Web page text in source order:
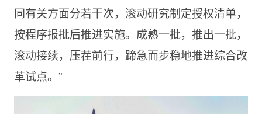
同有关方面分若干次，滚动研究制定授权清单，
按程序报批后推进实施。成熟一批，推出一批，
滚动接续，压茬前行，蹄急而步稳地推进综合改
革试点。 ”